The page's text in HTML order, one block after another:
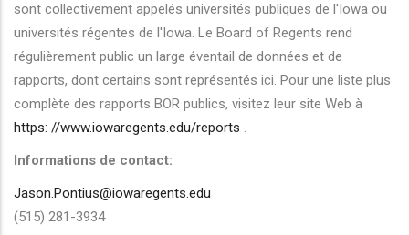
sont collectivement appelés universités publiques de l'Iowa ou
universités régentes de l'Iowa. Le Board of Regents rend
régulièrement public un large éventail de données et de
rapports, dont certains sont représentés ici. Pour une liste plus
complète des rapports BOR publics, visitez leur site Web à
https: //www.iowaregents.edu/reports .
Informations de contact:
Jason.Pontius@iowaregents.edu
(515) 281-3934